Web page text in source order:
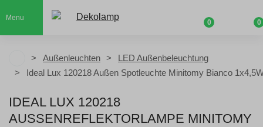
Menu
0 0
Außenleuchten
LED Außenbeleuchtung
Ideal Lux 120218 Außen Spotleuchte Minitomy Bianco
IDEAL LUX 120218
AUSSENREFLEKTORLAMPE MINITOMY B